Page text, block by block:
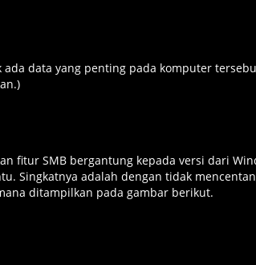
ada data yang penting pada komputer
fitur SMB bergantung kepada versi dari
Singkatnya adalah dengan tidak
ditampilkan pada gambar berikut.